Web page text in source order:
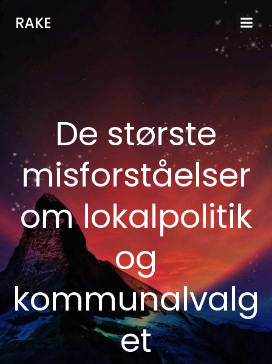
RAKE
De største
misforståelser
om lokalpolitik
og
kommunalvalg
et